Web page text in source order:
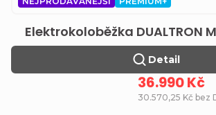
Elektrokoloběžka DUALTRON
30.570,25 Kč bez
36.990 Kč
Detail